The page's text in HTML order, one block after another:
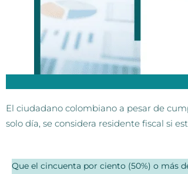
El ciudadano colombiano a pesar de
solo día, se considera residente fiscal si
Que el cincuenta por ciento (50%) o más